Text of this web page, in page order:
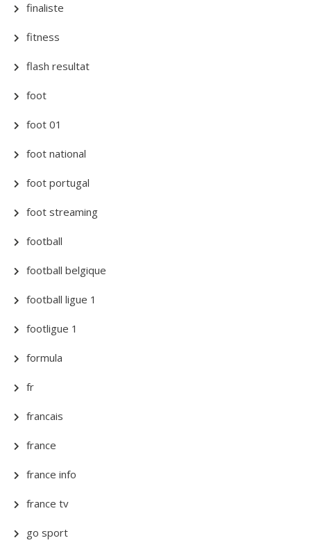
finaliste
fitness
flash resultat
foot
foot 01
foot national
foot portugal
foot streaming
football
football belgique
football ligue 1
footligue 1
formula
fr
francais
france
france info
france tv
go sport